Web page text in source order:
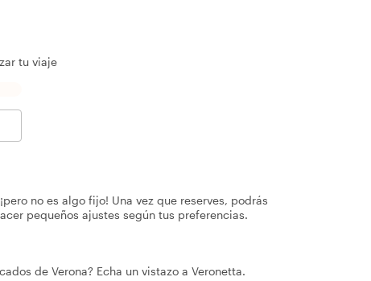
tu viaje
no es algo fijo! Una vez que reserves, podrás
pequeños ajustes según tus preferencias.
de Verona? Echa un vistazo a Veronetta.